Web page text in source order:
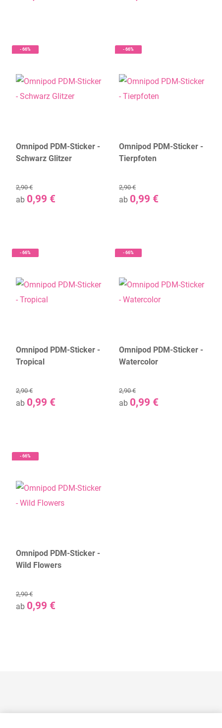
- 66%
Omnipod PDM-Sticker -
Schwarz Glitzer
ab 0,99 €
2,90 €
- 66%
Omnipod PDM-Sticker -
Tierpfoten
ab 0,99 €
2,90 €
- 66%
Omnipod PDM-Sticker -
Tropical
ab 0,99 €
2,90 €
- 66%
Omnipod PDM-Sticker -
Watercolor
ab 0,99 €
2,90 €
- 66%
Omnipod PDM-Sticker -
Wild Flowers
ab 0,99 €
2,90 €